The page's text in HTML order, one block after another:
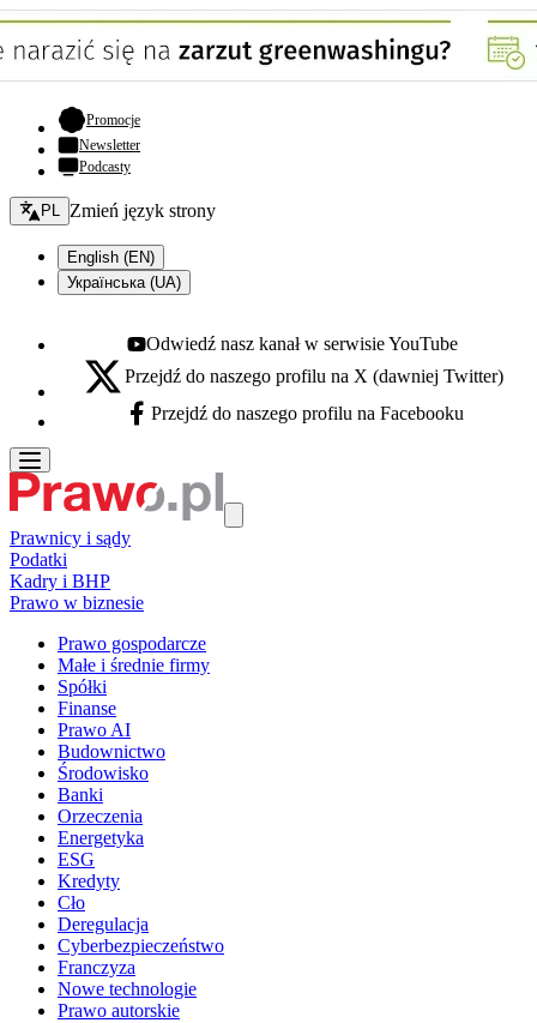
Promocje- otwiera się w nowej karcie
Newsletter
Podcasty
Zmień język - bieżący:
PL Zmień język strony
English (EN)
Українська (UA)
Youtube - otwiera się w nowej karcie
Odwiedź nasz kanał w serwisie YouTube
X - otwiera się w nowej karcie
Przejdź do naszego profilu na X (dawniej Twitter)
Facebook - otwiera się w nowej karcie
Przejdź do naszego profilu na Facebooku
Prawnicy i sądy
Podatki
Kadry i BHP
Prawo w biznesie
Prawo gospodarcze
Małe i średnie firmy
Spółki
Finanse
Prawo AI
Budownictwo
Środowisko
Banki
Orzeczenia
Energetyka
ESG
Kredyty
Cło
Deregulacja
Cyberbezpieczeństwo
Franczyza
Nowe technologie
Prawo autorskie